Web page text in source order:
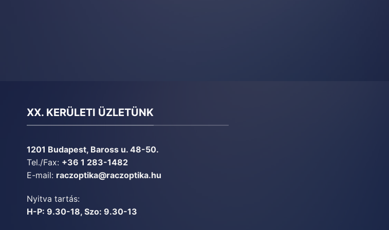
XX. KERÜLETI ÜZLETÜNK
1201 Budapest, Baross u. 48-50.
Tel./Fax: +36 1 283-1482
E-mail: raczoptika@raczoptika.hu
Nyitva tartás:
H-P: 9.30-18, Szo: 9.30-13